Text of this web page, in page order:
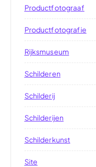
Productfotograaf
Productfotografie
Rijksmuseum
Schilderen
Schilderij
Schilderijen
Schilderkunst
Site